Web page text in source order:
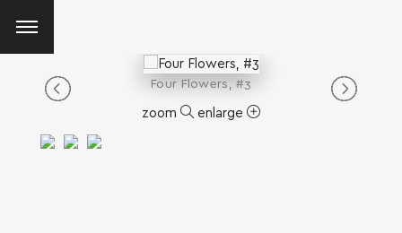
Four Flowers, #3
zoom enlarge